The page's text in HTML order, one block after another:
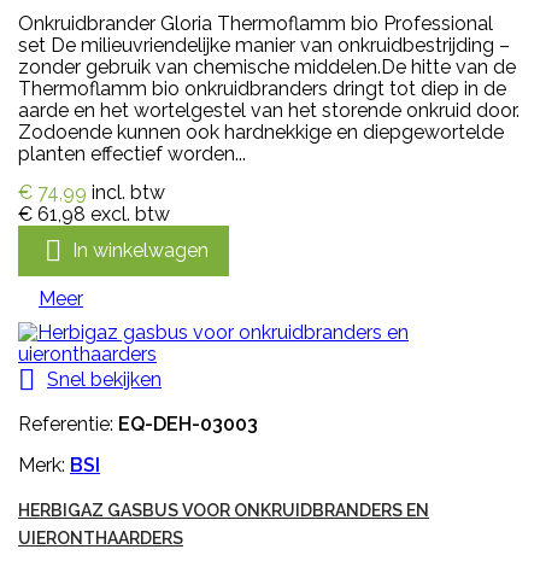
Onkruidbrander Gloria Thermoflamm bio Professional
set De milieuvriendelijke manier van onkruidbestrijding –
zonder gebruik van chemische middelen.De hitte van de
Thermoflamm bio onkruidbranders dringt tot diep in de
aarde en het wortelgestel van het storende onkruid door.
Zodoende kunnen ook hardnekkige en diepgewortelde
planten effectief worden...
€ 74,99 incl. btw
€ 61,98 excl. btw
 In winkelwagen
Meer

Snel bekijken
Referentie: EQ-DEH-03003
Merk: BSI
HERBIGAZ GASBUS VOOR ONKRUIDBRANDERS EN
UIERONTHAARDERS